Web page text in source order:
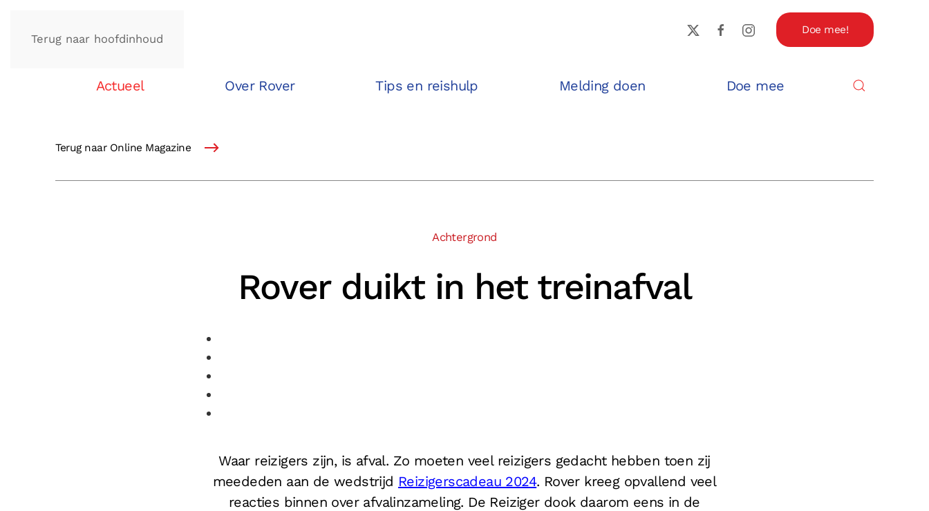
Terug naar hoofdinhoud
Doe mee!
Actueel Over Rover Tips en reishulp Melding doen Doe mee
Terug naar Online Magazine
Achtergrond
Rover duikt in het treinafval
Waar reizigers zijn, is afval. Zo moeten veel reizigers gedacht hebben toen zij
meededen aan de wedstrijd Reizigerscadeau 2024. Rover kreeg opvallend veel
reacties binnen over afvalinzameling. De Reiziger dook daarom eens in de